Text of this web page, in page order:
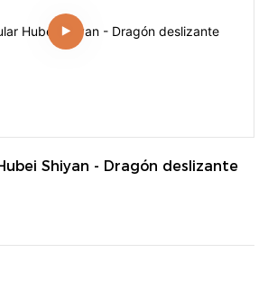
Shiyan - Dragón deslizante